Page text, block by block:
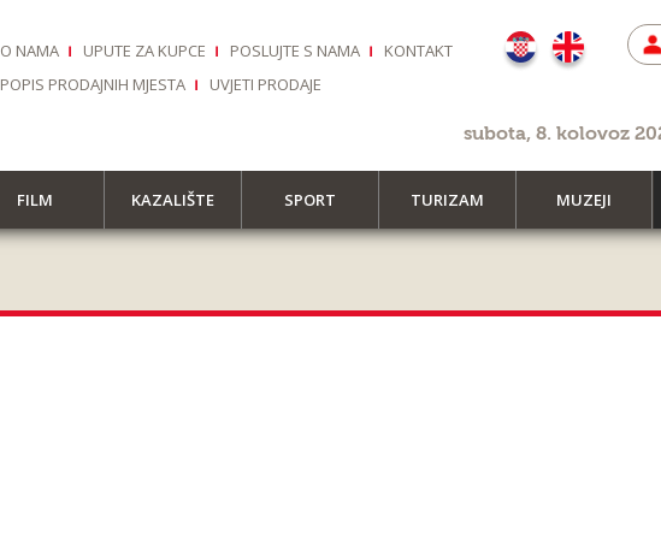
O NAMA UPUTE ZA KUPCE POSLUJTE S NAMA
KONTAKT
POPIS PRODAJNIH MJESTA
UVJETI PRODAJE
subota, 8. kolovoz
FILM KAZALIŠTE SPORT TURIZAM MUZEJI